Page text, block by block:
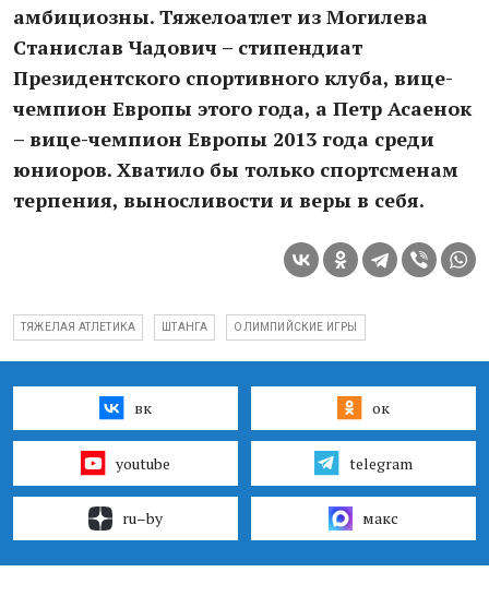
амбициозны. Тяжелоатлет из Могилева
Станислав Чадович – стипендиат
Президентского спортивного клуба, вице-
чемпион Европы этого года, а Петр Асаенок
– вице-чемпион Европы 2013 года среди
юниоров. Хватило бы только спортсменам
терпения, выносливости и веры в себя.
ТЯЖЕЛАЯ АТЛЕТИКА ШТАНГА ОЛИМПИЙСКИЕ ИГРЫ
вк ок
youtube telegram
ru–by макс